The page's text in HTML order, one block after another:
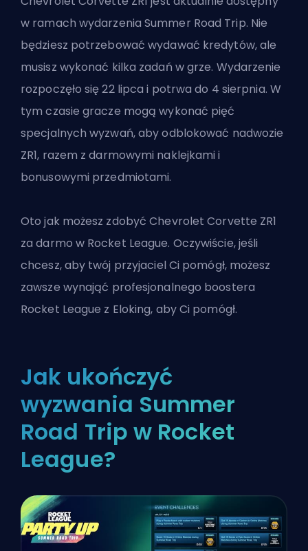
w ramach wydarzenia Summer Road Trip. Nie
będziesz potrzebować wydawać kredytów, ale
musisz wykonać kilka zadań w grze. Wydarzenie
rozpoczęło się 22 lipca i potrwa do 4 sierpnia. W
tym czasie gracze mogą wykonać pięć
specjalnych wyzwań, aby odblokować nadwozie
ZR1, razem z darmowymi naklejkami i
bonusowymi przedmiotami.
Oto jak możesz zdobyć Chevrolet Corvette ZR1
za darmo w Rocket League. Oczywiście, jeśli
chcesz, aby twój przyjaciel Ci pomógł, możesz
zawsze wynająć profesjonalnego boostera
Rocket League z Eloking, aby Ci pomógł.
Jak ukończyć
wyzwania Summer
Road Trip w Rocket
League?